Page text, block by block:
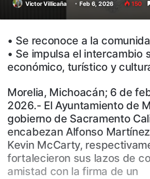
Victor Villicaña Feb 6, 2026 150
• Se reconoce a la
• Se impulsa el intercambio
económico, turístico y
Morelia, Michoacán; 6 de
2026.- El Ayuntamiento de
gobierno de Sacramento
encabezan Alfonso
Kevin McCarty,
fortalecieron sus lazos de
amistad con la firma de un